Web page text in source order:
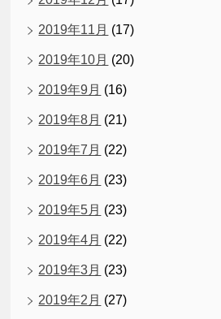
2019年11月 (17)
2019年10月 (20)
2019年9月 (16)
2019年8月 (21)
2019年7月 (22)
2019年6月 (23)
2019年5月 (23)
2019年4月 (22)
2019年3月 (23)
2019年2月 (27)